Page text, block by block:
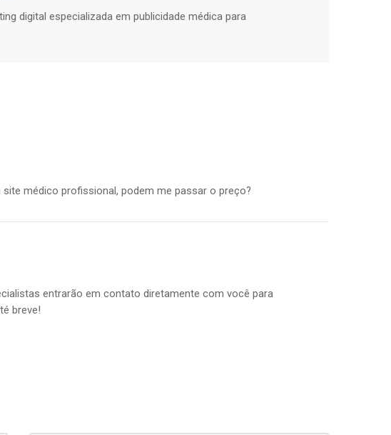
digital especializada em publicidade médica para
médico profissional, podem me passar o preço?
entrarão em contato diretamente com você para
breve!